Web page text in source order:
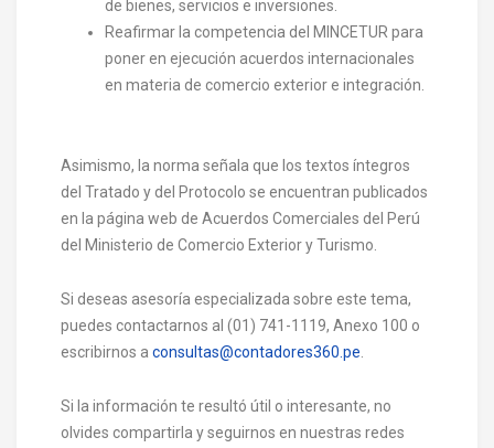
de bienes, servicios e inversiones.
Reafirmar la competencia del MINCETUR para
poner en ejecución acuerdos internacionales
en materia de comercio exterior e integración.
Asimismo, la norma señala que los textos íntegros
del Tratado y del Protocolo se encuentran publicados
en la página web de Acuerdos Comerciales del Perú
del Ministerio de Comercio Exterior y Turismo.
Si deseas asesoría especializada sobre este tema,
puedes contactarnos al (01) 741-1119, Anexo 100 o
escribirnos a consultas@contadores360.pe
Si la información te resultó útil o interesante, no
olvides compartirla y seguirnos en nuestras redes